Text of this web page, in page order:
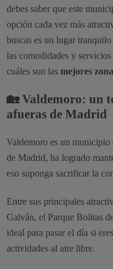
debes saber que este
opción cada vez más
buscas es un lugar
las comodidades y
cuáles son las mejores
🏡 Valdemoro: un
afueras de Madrid
Valdemoro es un
de Madrid, ha logrado
eso suponga sacrificar la
Entre sus principales
Galván, el Parque Bolitas
ideal para pasar el día si
actividades al aire libre.